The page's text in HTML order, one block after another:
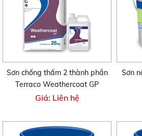
Sơn chống thấm 2 thành phần
Terraco Weathercoat GP
Giá: Liên hệ
Sơn